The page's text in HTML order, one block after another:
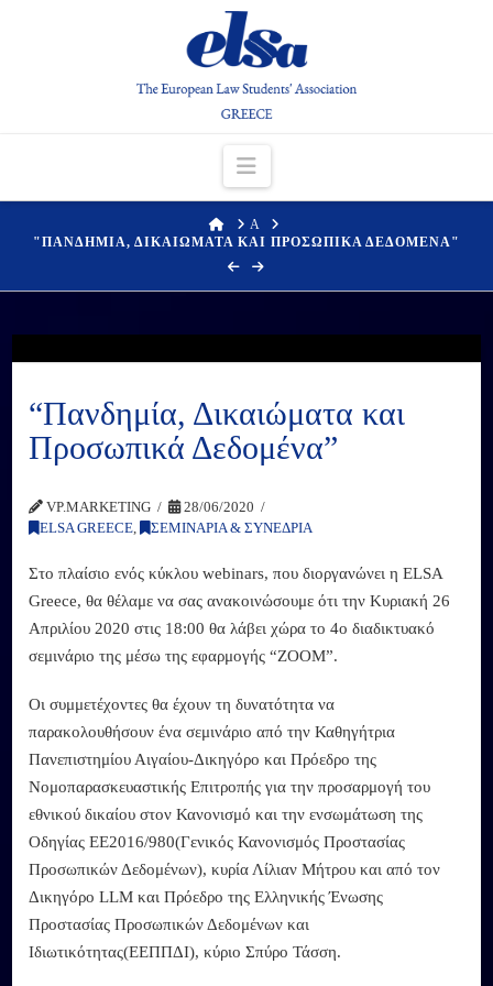
Navigation
HOME
Α
"ΠΑΝΔΗΜΙΑ, ΔΙΚΑΙΩΜΑΤΑ ΚΑΙ ΠΡΟΣΩΠΙΚΑ ΔΕΔΟΜΕΝΑ"
“Πανδημία, Δικαιώματα και
Προσωπικά Δεδομένα”
VP.MARKETING
28/06/2020
ELSA GREECE, ΣΕΜΙΝΑΡΙΑ & ΣΥΝΕΔΡΙΑ
Στο πλαίσιο ενός κύκλου webinars, που διοργανώνει η ELSA
Greece, θα θέλαμε να σας ανακοινώσουμε ότι την Κυριακή 26
Απριλίου 2020 στις 18:00 θα λάβει χώρα το 4ο διαδικτυακό
σεμινάριο της μέσω της εφαρμογής “ZOOM”.
Οι συμμετέχοντες θα έχουν τη δυνατότητα να
παρακολουθήσουν ένα σεμινάριο από την Καθηγήτρια
Πανεπιστημίου Αιγαίου-Δικηγόρο και Πρόεδρο της
Νομοπαρασκευαστικής Επιτροπής για την προσαρμογή του
εθνικού δικαίου στον Κανονισμό και την ενσωμάτωση της
Οδηγίας ΕΕ2016/980(Γενικός Κανονισμός Προστασίας
Προσωπικών Δεδομένων), κυρία Λίλιαν Μήτρου και από τον
Δικηγόρο LLM και Πρόεδρο της Ελληνικής Ένωσης
Προστασίας Προσωπικών Δεδομένων και
Ιδιωτικότητας(ΕΕΠΠΔΙ), κύριο Σπύρο Τάσση.